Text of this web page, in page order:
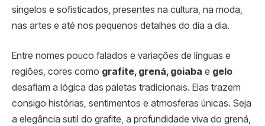
singelos e sofisticados, presentes na cultura, na moda,
nas artes e até nos pequenos detalhes do dia a dia.
Entre nomes pouco falados e variações de línguas e
regiões, cores como grafite, grená, goiaba e gelo
desafiam a lógica das paletas tradicionais. Elas trazem
consigo histórias, sentimentos e atmosferas únicas. Seja
a elegância sutil do grafite, a profundidade viva do grená,